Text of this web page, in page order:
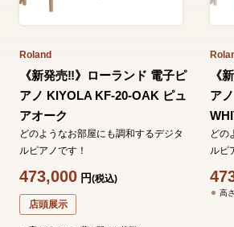
Roland
《新発売‼️》ローランド 電子ピ
アノ KIYOLA KF-20-OAK ピュ
アオーク
どのようなお部屋にも調和するデジタ
ルピアノです！
473,000円(税込)
店頭展示
《
ア
どの
ルピ
高